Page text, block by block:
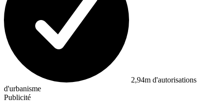
2,94m d'autorisations
d'urbanisme
Publicité